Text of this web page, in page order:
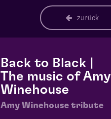
zurück
Back to Black |
The music of Amy
Winehouse
Amy Winehouse tribute